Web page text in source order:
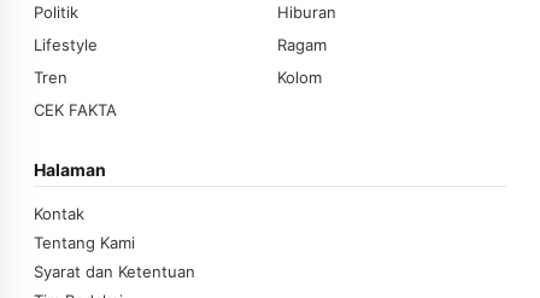
Politik
Hiburan
Lifestyle
Ragam
Tren
Kolom
CEK FAKTA
Halaman
Kontak
Tentang Kami
Syarat dan Ketentuan